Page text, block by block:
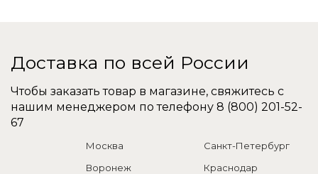
Доставка по всей России
Чтобы заказать товар в магазине, свяжитесь с
нашим менеджером по телефону 8 (800) 201-52-
67
Москва
Санкт-Петербург
Воронеж
Краснодар